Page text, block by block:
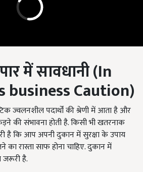
मेंसावधानी (In
business Caution)
ज्वलनशील पदार्थों की श्रेणी में आता है और
की संभावना होती है. किसी भी खतरनाक
है कि आप अपनी दुकान में सुरक्षा के उपाय
रास्ता साफ होना चाहिए. दुकान में
जरूरी है.